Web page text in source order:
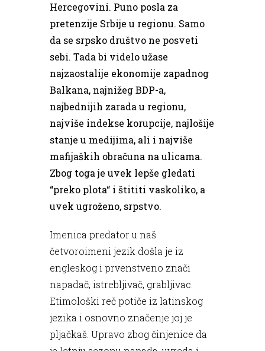
Hercegovini. Puno posla za
pretenzije Srbije u regionu. Samo
da se srpsko društvo ne posveti
sebi. Tada bi videlo užase
najzaostalije ekonomije zapadnog
Balkana, najnižeg BDP-a,
najbednijih zarada u regionu,
najviše indekse korupcije, najlošije
stanje u medijima, ali i najviše
mafijaških obračuna na ulicama.
Zbog toga je uvek lepše gledati
“preko plota“ i štititi vaskoliko, a
uvek ugroženo, srpstvo.
Imenica predator u naš
četvoroimeni jezik došla je iz
engleskog i prvenstveno znači
napadač, istrebljivač, grabljivac.
Etimološki reč potiče iz latinskog
jezika i osnovno značenje joj je
pljačkaš. Upravo zbog činjenice da